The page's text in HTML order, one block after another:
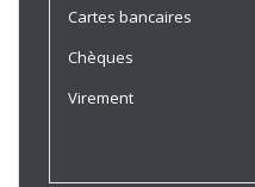
Cartes bancaires
Chèques
Virement